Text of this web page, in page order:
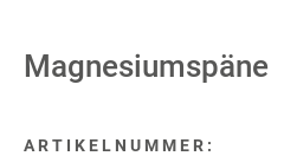
Magnesiumspäne
ARTIKELNUMMER: